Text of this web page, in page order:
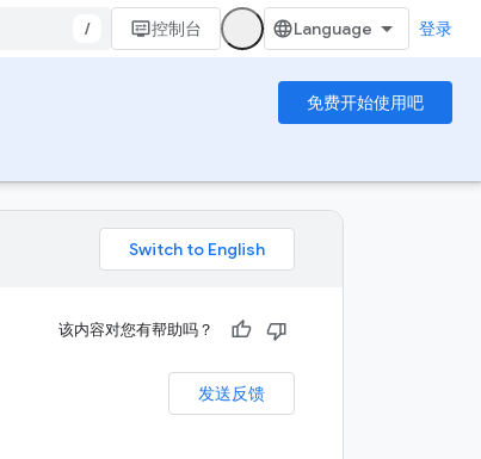
/ 控制台 登录
免费开始使用吧
该内容对您有帮助吗？
发送反馈